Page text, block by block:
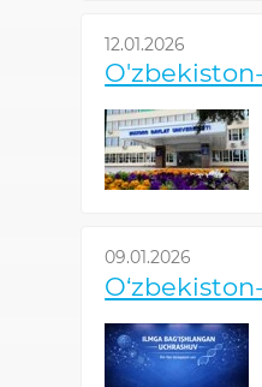
12.01.2026
09.01.2026